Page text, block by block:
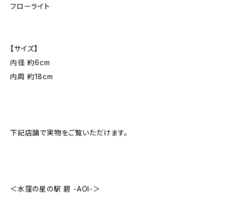
フローライト
【サイズ】
内径 約6cm
内周 約18cm
下記店舗で実物をご覧いただけます。
＜水窪の星の駅 碧 -AOI-＞